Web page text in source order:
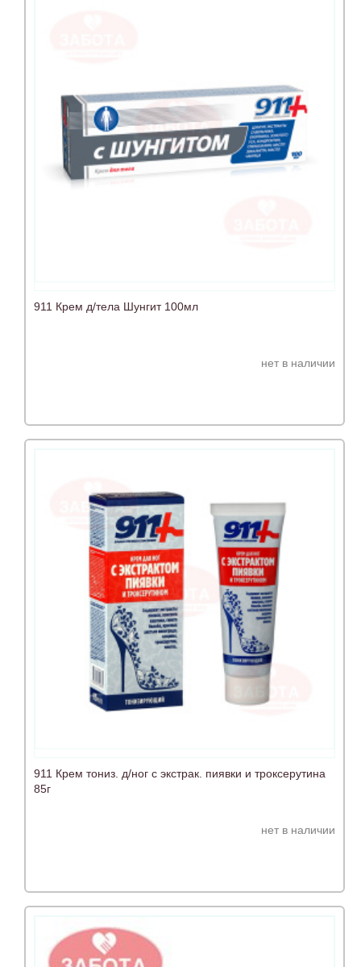
911 Крем д/тела Шунгит 100мл
нет в наличии
911 Крем тониз. д/ног с экстрак. пиявки и троксерутина
85г
нет в наличии